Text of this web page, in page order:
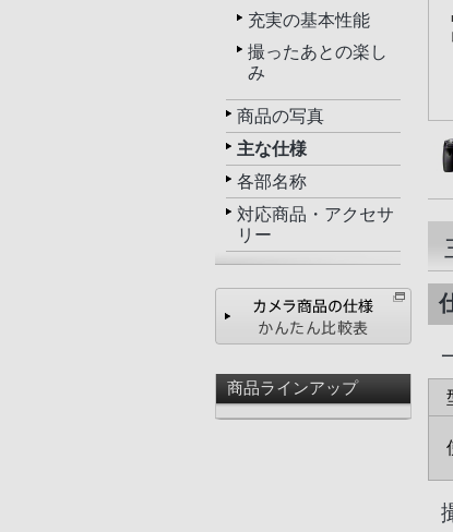
充実の基本性能
撮ったあとの楽し
み
商品の写真
主な仕様
各部名称
対応商品・アクセサ
リー
商品ラインアップ